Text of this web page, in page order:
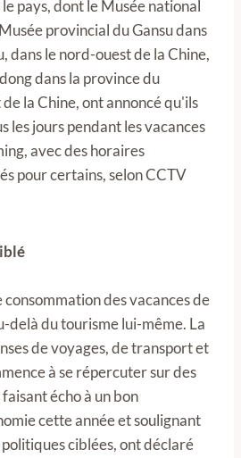
pays, dont le Musée national
provincial du Gansu dans
dans le nord-ouest de la Chine,
dans la province du
la Chine, ont annoncé qu'ils
les jours pendant les vacances
avec des horaires
pour certains, selon CCTV
des vacances de
delà du tourisme lui-même. La
de voyages, de transport et
à se répercuter sur des
écho à un bon
cette année et soulignant
ciblées, ont déclaré